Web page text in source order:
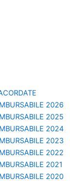
2026
2025
2024
2023
2022
2021
2020